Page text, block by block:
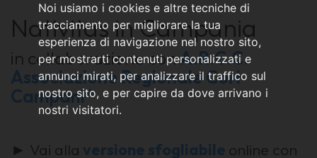
Noi usiamo i cookies e altre tecniche di
tracciamento per migliorare la tua
esperienza di navigazione nel nostro sito,
per mostrarti contenuti personalizzati e
annunci mirati, per analizzare il traffico sul
nostro sito, e per capire da dove arrivano i
nostri visitatori.
Nativitas in Campania
in collaborazione conA.R.C.C.
Associazione Regionale Cori
Campani*
► Vai alla versione sfogliabile online con